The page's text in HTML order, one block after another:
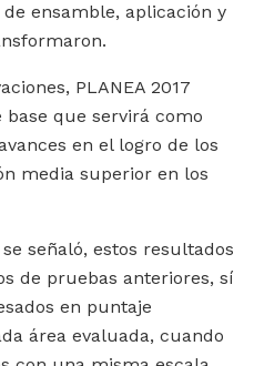
ensamble, aplicación y
PLANEA 2017
que servirá como
en el logro de los
media superior en los
señaló, estos resultados
de pruebas anteriores, sí
en puntaje
área evaluada, cuando